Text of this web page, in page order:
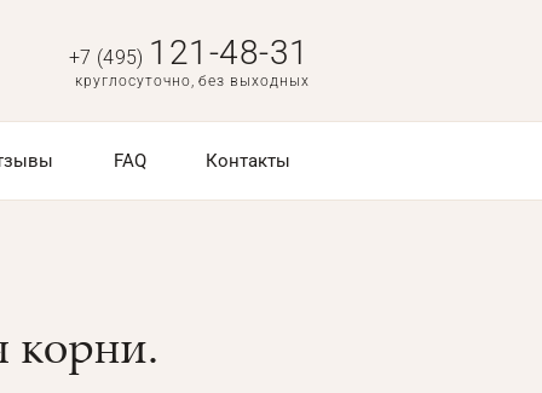
+7 (495) 121-48-31
круглосуточно, без выходных
FAQ Контакты
корни.